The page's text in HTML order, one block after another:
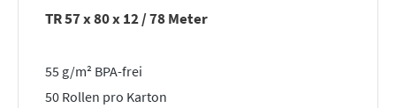
TR 57 x 80 x 12 / 78 Meter
55 g/m² BPA-frei
50 Rollen pro Karton